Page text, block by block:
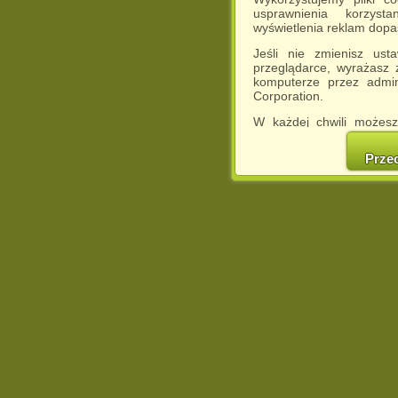
usprawnienia
wyświetlenia reklam
Jeśli nie zmienisz
przeglądarce,
komputerze przez
Corporation.
W każdej chwili
cookies w swojej
w naszej
http://chomikuj.pl/